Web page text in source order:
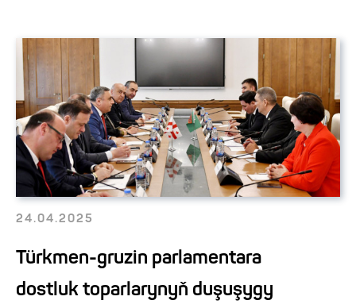
24.04.2025
Türkmen-gruzin parlamentara
dostluk toparlarynyň duşuşygy